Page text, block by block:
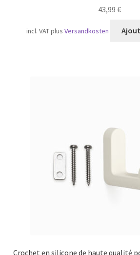
43,99 €
incl. VATplusVersandkosten
Crochet en silicone de haute qualité